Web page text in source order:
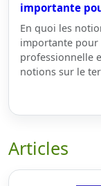
importante
En quoi les
importante pour
professionnelle
notions sur le
Articles